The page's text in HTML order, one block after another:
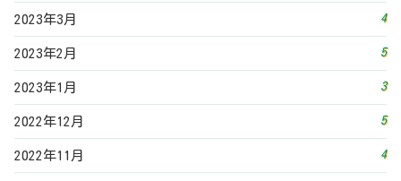
2023年3月 4
2023年2月 5
2023年1月 3
2022年12月 5
2022年11月 4